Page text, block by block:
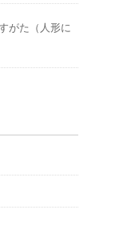
がた（人形に